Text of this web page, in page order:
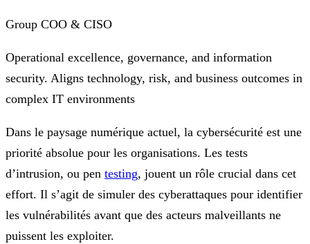
Group COO & CISO
Operational excellence, governance, and information
security. Aligns technology, risk, and business outcomes in
complex IT environments
Dans le paysage numérique actuel, la cybersécurité est une
priorité absolue pour les organisations. Les tests
d’intrusion, ou pen testing, jouent un rôle crucial dans cet
effort. Il s’agit de simuler des cyberattaques pour identifier
les vulnérabilités avant que des acteurs malveillants ne
puissent les exploiter.